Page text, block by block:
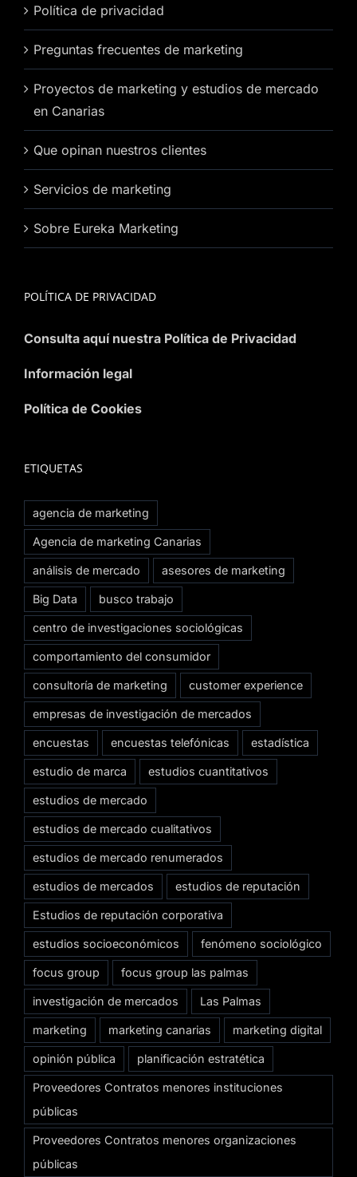
Política de privacidad
Preguntas frecuentes de marketing
Proyectos de marketing y estudios de mercado
en Canarias
Que opinan nuestros clientes
Servicios de marketing
Sobre Eureka Marketing
POLÍTICA DE PRIVACIDAD
Consulta aquí nuestra Política de Privacidad
Información legal
Política de Cookies
ETIQUETAS
agencia de marketing
Agencia de marketing Canarias
análisis de mercado asesores de marketing
Big Data busco trabajo
centro de investigaciones sociológicas
comportamiento del consumidor
consultoría de marketing customer experience
empresas de investigación de mercados
encuestas encuestas telefónicas estadística
estudio de marca estudios cuantitativos
estudios de mercado
estudios de mercado cualitativos
estudios de mercado renumerados
estudios de mercados estudios de reputación
Estudios de reputación corporativa
estudios socioeconómicos fenómeno sociológico
focus group focus group las palmas
investigación de mercados Las Palmas
marketing marketing canarias marketing digital
opinión pública planificación estratética
Proveedores Contratos menores instituciones
públicas
Proveedores Contratos menores organizaciones
públicas